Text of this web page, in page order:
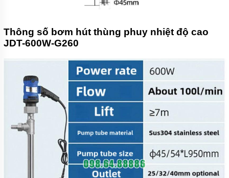
Thông số bơm hút thùng phuy nhiệt độ cao
JDT-600W-G260